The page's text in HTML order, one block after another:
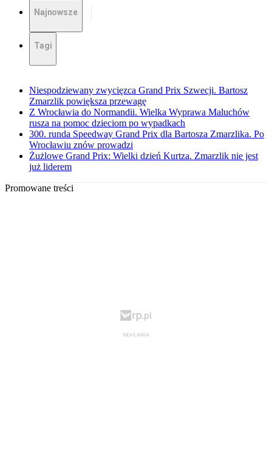
Najnowsze
Tagi
Niespodziewany zwycięzca Grand Prix Szwecji. Bartosz
Zmarzlik powiększa przewagę
Z Wrocławia do Normandii. Wielka Wyprawa Maluchów
rusza na pomoc dzieciom po wypadkach
300. runda Speedway Grand Prix dla Bartosza Zmarzlika. Po
Wrocławiu znów prowadzi
Żużlowe Grand Prix: Wielki dzień Kurtza. Zmarzlik nie jest
już liderem
Promowane treści